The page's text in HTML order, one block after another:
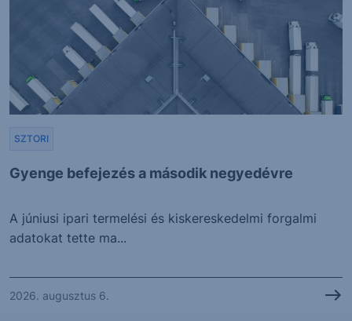
Gyenge befejezés a második negyedévre
SZTORI
A júniusi ipari termelési és kiskereskedelmi forgalmi
adatokat tette ma...
2026. augusztus 6.